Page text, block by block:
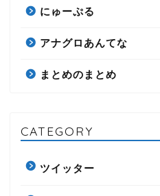
にゅーぷる
アナグロあんてな
まとめのまとめ
CATEGORY
ツイッター